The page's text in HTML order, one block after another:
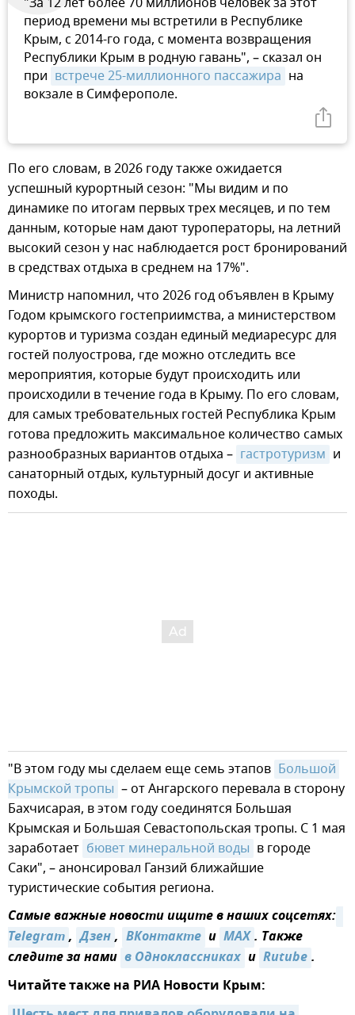
период времени мы встретили в Республике
Крым, с 2014-го года, с момента возвращения
Республики Крым в родную гавань", – сказал он
при встрече 25-миллионного пассажира на
вокзале в Симферополе.
По его словам, в 2026 году также ожидается
успешный курортный сезон: "Мы видим и по
динамике по итогам первых трех месяцев, и по тем
данным, которые нам дают туроператоры, на летний
высокий сезон у нас наблюдается рост бронирований
в средствах отдыха в среднем на 17%".
Министр напомнил, что 2026 год объявлен в Крыму
Годом крымского гостеприимства, а министерством
курортов и туризма создан единый медиаресурс для
гостей полуострова, где можно отследить все
мероприятия, которые будут происходить или
происходили в течение года в Крыму. По его словам,
для самых требовательных гостей Республика Крым
готова предложить максимальное количество самых
разнообразных вариантов отдыха – гастротуризм и
санаторный отдых, культурный досуг и активные
походы.
"В этом году мы сделаем еще семь этапов Большой
Крымской тропы – от Ангарского перевала в сторону
Бахчисарая, в этом году соединятся Большая
Крымская и Большая Севастопольская тропы. С 1 мая
заработает бювет минеральной воды в городе
Саки", – анонсировал Ганзий ближайшие
туристические события региона.
Самые важные новости ищите в наших соцсетях:
Telegram, Дзен, ВКонтакте и MAX. Также
следите за нами в Одноклассниках и Rutube.
Читайте также на РИА Новости Крым: